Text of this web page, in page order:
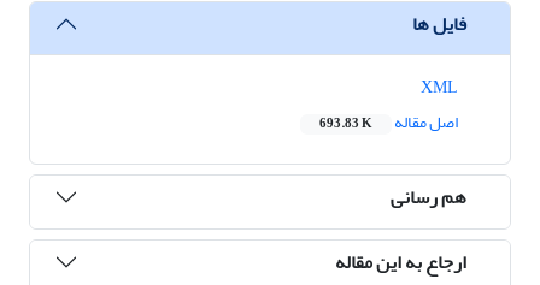
فایل ها
اصل مقاله
693.83 K
هم رسانی
ارجاع به این مقاله